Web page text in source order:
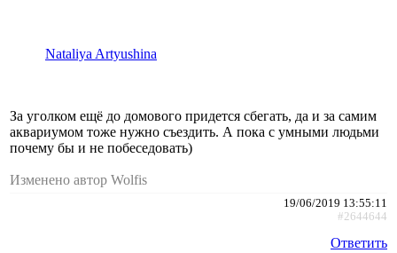
Nataliya Artyushina
За уголком ещё до домового придется сбегать, да и за самим
аквариумом тоже нужно съездить. А пока с умными людьми
почему бы и не побеседовать)
Изменено автор Wolfis
19/06/2019 13:55:11
#2644644
Ответить